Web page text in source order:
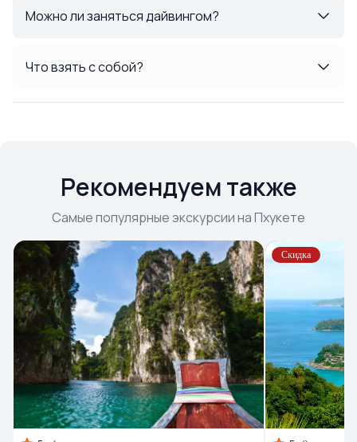
Можно ли заняться дайвингом?
Что взять с собой?
Рекомендуем также
Самые популярные экскурсии на Пхукете
Скидка